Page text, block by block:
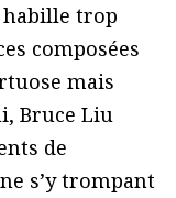
trop
composées
mais
Bruce Liu
de
s’y trompant